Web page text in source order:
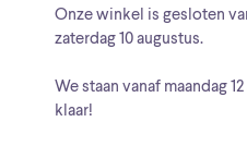
Onze winkel is gesloten
zaterdag 10 augustus.
We staan vanaf maandag
klaar!